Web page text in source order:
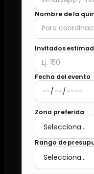
Nombre de la
Invitados
Fecha del evento
Zona preferida
Rango de